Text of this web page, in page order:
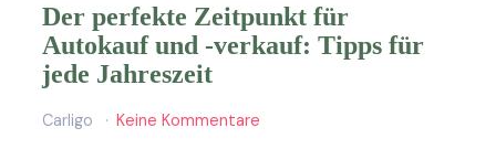
Der perfekte Zeitpunkt für
Autokauf und -verkauf: Tipps für
jede Jahreszeit
Carligo Keine Kommentare